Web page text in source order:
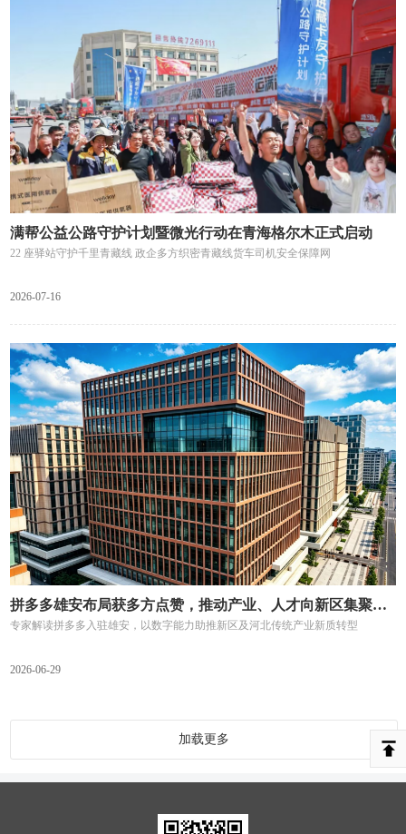
满帮公益公路守护计划暨微光行动在青海格尔木正式启动
22 座驿站守护千里青藏线 政企多方织密青藏线货车司机安全保障网
2026-07-16
拼多多雄安布局获多方点赞，推动产业、人才向新区集聚，促进京津冀协同发展
专家解读拼多多入驻雄安，以数字能力助推新区及河北传统产业新质转型
2026-06-29
加载更多